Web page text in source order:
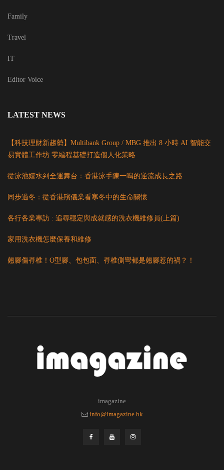
Family
Travel
IT
Editor Voice
LATEST NEWS
【科技理財新趨勢】Multibank Group / MBG 推出 8 小時 AI 智能交
易實體工作坊 零編程基礎打造個人化策略
從泳池嬉水到全運舞台：香港泳手陳一鳴的逆流成長之路
同步過冬：從香港殯儀業看寒冬中的生命關懷
各行各業專訪 : 追尋穩定與成就感的洗衣機維修員(上篇)
家用洗衣機怎麼保養和維修
翹腳傷脊椎！O型腳、包包面、脊椎側彎都是翹腳惹的禍？！
imagazine
info@imagazine.hk